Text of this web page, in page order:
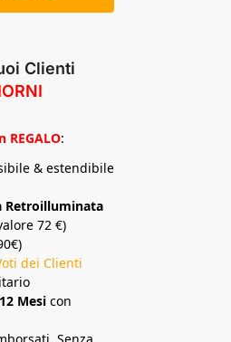
Clienti
REGALO:
& estendibile
Retroilluminata
72 €)
dei Clienti
Mesi con
Senza